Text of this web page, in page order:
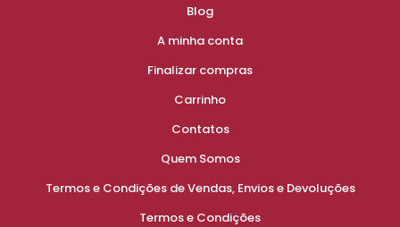
Blog
A minha conta
Finalizar compras
Carrinho
Contatos
Quem Somos
Termos e Condições de Vendas, Envios e Devoluções
Termos e Condições